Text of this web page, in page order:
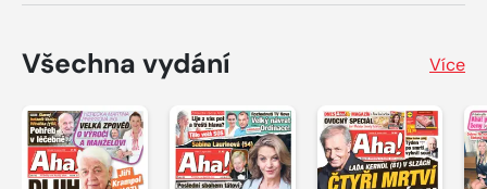
Všechna vydání Více